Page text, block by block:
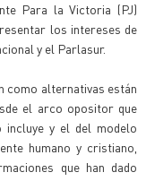
Para la Victoria (PJ)
los intereses de
y el Parlasur.
como alternativas están
el arco opositor que
y el del modelo
humano y cristiano,
que han dado